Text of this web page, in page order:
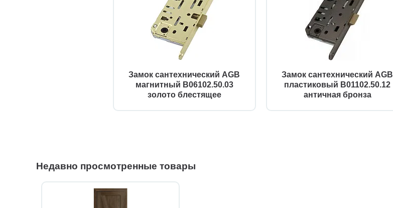
Замок сантехнический AGB
магнитный B06102.50.03
золото блестящее
Замок сантехнический AGB
пластиковый B01102.50.12
античная бронза
Недавно просмотренные товары